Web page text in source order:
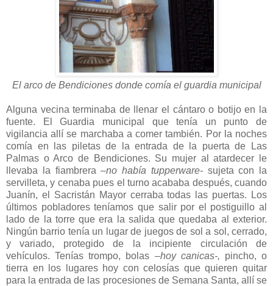
El arco de Bendiciones donde comía el guardia municipal
Alguna vecina terminaba de llenar el cántaro o botijo en la
fuente. El Guardia municipal que tenía un punto de
vigilancia allí se marchaba a comer también. Por la noches
comía en las piletas de la entrada de la puerta de Las
Palmas o Arco de Bendiciones. Su mujer al atardecer le
llevaba la fiambrera–no había tupperware- sujeta con la
servilleta, y cenaba pues el turno acababa después, cuando
Juanín, el Sacristán Mayor cerraba todas las puertas. Los
últimos pobladores teníamos que salir por el postiguillo al
lado de la torre que era la salida que quedaba al exterior.
Ningún barrio tenía un lugar de juegos de sol a sol, cerrado,
y variado, protegido de la incipiente circulación de
vehículos. Tenías trompo, bolas –hoy canicas-, pincho, o
tierra en los lugares hoy con celosías que quieren quitar
para la entrada de las procesiones de Semana Santa, allí se